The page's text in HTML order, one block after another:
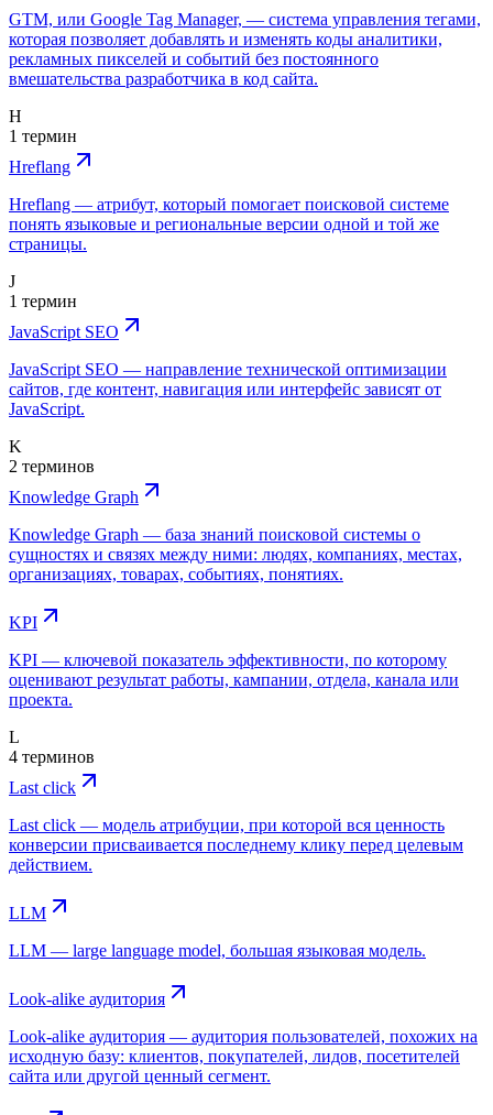
GTM, или Google Tag Manager, — система управления тегами,
которая позволяет добавлять и изменять коды аналитики,
рекламных пикселей и событий без постоянного
вмешательства разработчика в код сайта.
H
1 термин
Hreflang
Hreflang — атрибут, который помогает поисковой системе
понять языковые и региональные версии одной и той же
страницы.
J
1 термин
JavaScript SEO
JavaScript SEO — направление технической оптимизации
сайтов, где контент, навигация или интерфейс зависят от
JavaScript.
K
2 терминов
Knowledge Graph
Knowledge Graph — база знаний поисковой системы о
сущностях и связях между ними: людях, компаниях, местах,
организациях, товарах, событиях, понятиях.
KPI
KPI — ключевой показатель эффективности, по которому
оценивают результат работы, кампании, отдела, канала или
проекта.
L
4 терминов
Last click
Last click — модель атрибуции, при которой вся ценность
конверсии присваивается последнему клику перед целевым
действием.
LLM
LLM — large language model, большая языковая модель.
Look-alike аудитория
Look-alike аудитория — аудитория пользователей, похожих на
исходную базу: клиентов, покупателей, лидов, посетителей
сайта или другой ценный сегмент.